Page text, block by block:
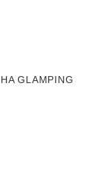
GLAMPING